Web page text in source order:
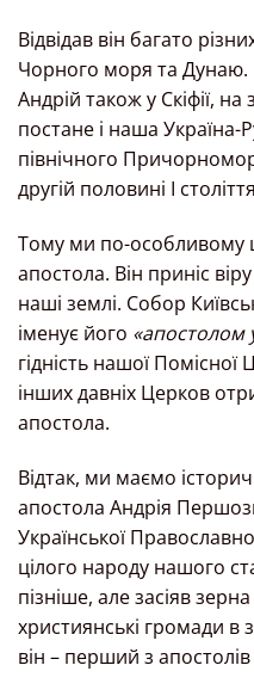
Відвідав він багато
Чорного моря та Дунаю.
Андрій також у Скіфії,
постане і наша Україна-
північного
другій половині І
Тому ми по-особливому
апостола. Він приніс
наші землі. Собор
іменує його «апостолом
гідність нашої
інших давніх Церков
апостола.
Відтак, ми маємо
апостола Андрія
Української
цілого народу нашого
пізніше, але засіяв
християнські громади в
він – перший з